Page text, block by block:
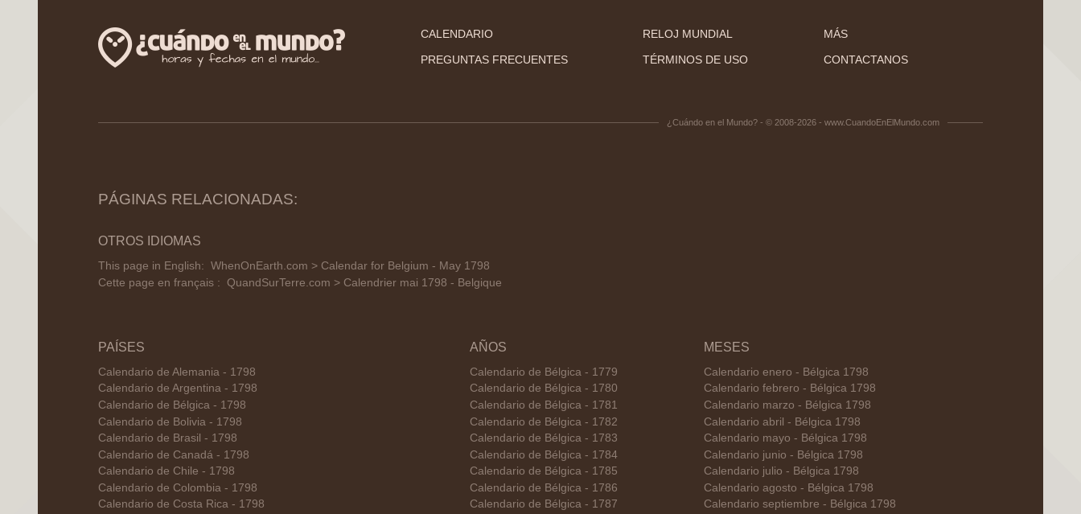
CALENDARIO RELOJ MUNDIAL
MÁS
PREGUNTAS FRECUENTES
TÉRMINOS DE USO CONTACTANOS
¿Cuándo en el Mundo? - © 2008-2026 - www.CuandoEnElMundo.com
PÁGINAS RELACIONADAS:
OTROS IDIOMAS
This page in English: WhenOnEarth.com > Calendar for Belgium - May 1798
Cette page en français : QuandSurTerre.com > Calendrier mai 1798 - Belgique
PAÍSES
Calendario de Alemania - 1798
Calendario de Argentina - 1798
Calendario de Bélgica - 1798
Calendario de Bolivia - 1798
Calendario de Brasil - 1798
Calendario de Canadá - 1798
Calendario de Chile - 1798
Calendario de Colombia - 1798
Calendario de Costa Rica - 1798
AÑOS
Calendario de Bélgica - 1779
Calendario de Bélgica - 1780
Calendario de Bélgica - 1781
Calendario de Bélgica - 1782
Calendario de Bélgica - 1783
Calendario de Bélgica - 1784
Calendario de Bélgica - 1785
Calendario de Bélgica - 1786
Calendario de Bélgica - 1787
MESES
Calendario enero - Bélgica 1798
Calendario febrero - Bélgica 1798
Calendario marzo - Bélgica 1798
Calendario abril - Bélgica 1798
Calendario mayo - Bélgica 1798
Calendario junio - Bélgica 1798
Calendario julio - Bélgica 1798
Calendario agosto - Bélgica 1798
Calendario septiembre - Bélgica 1798